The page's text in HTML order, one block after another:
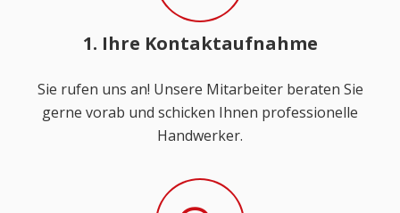
1. Ihre Kontaktaufnahme
Sie rufen uns an! Unsere Mitarbeiter beraten Sie
gerne vorab und schicken Ihnen professionelle
Handwerker.